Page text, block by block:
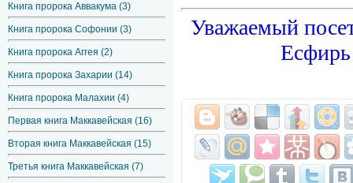
Книга пророка Аввакума (3)
Книга пророка Софонии (3)
Книга пророка Аггея (2)
Книга пророка Захарии (14)
Книга пророка Малахии (4)
Первая книга Маккавейская (16)
Вторая книга Маккавейская (15)
Третья книга Маккавейская (7)
Уважаемый
Есфирь